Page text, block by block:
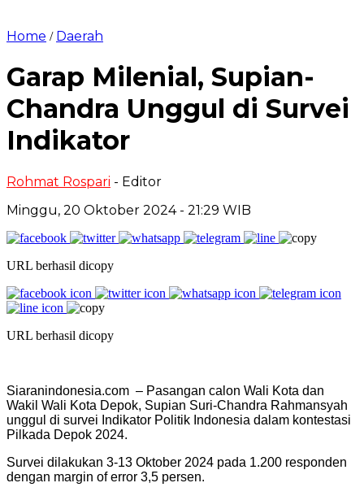
Home / Daerah
Garap Milenial, Supian-
Chandra Unggul di Survei
Indikator
Rohmat Rospari - Editor
Minggu, 20 Oktober 2024 - 21:29 WIB
URL berhasil dicopy
URL berhasil dicopy
Siaranindonesia.com – Pasangan calon Wali Kota dan
Wakil Wali Kota Depok, Supian Suri-Chandra Rahmansyah
unggul di survei Indikator Politik Indonesia dalam kontestasi
Pilkada Depok 2024.
Survei dilakukan 3-13 Oktober 2024 pada 1.200 responden
dengan margin of error 3,5 persen.